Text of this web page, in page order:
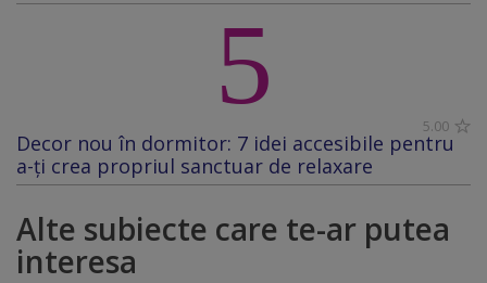
5 5.00
Decor nou în dormitor: 7 idei accesibile pentru
a-ți crea propriul sanctuar de relaxare
Alte subiecte care te-ar putea
interesa